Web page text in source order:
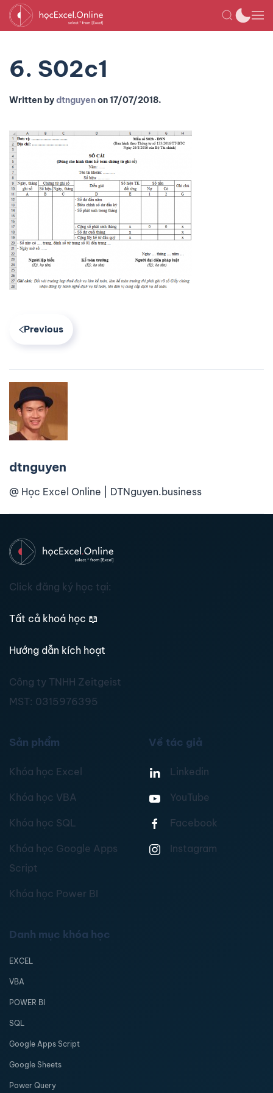
6. S02c1
Written bydtnguyenon17/07/2018.
Previous
dtnguyen
@ Học Excel Online | DTNguyen.business
Click đăng ký học tại:
Tất cả khoá học 📖
Hướng dẫn kích hoạt
Công ty TNHH Zeitgeist
MST: 0315976395
Sản phẩm
Khóa học Excel
Khóa học VBA
Khóa học SQL
Khóa học Google Apps
Script
Khóa học Power BI
Về tác giả
Linkedin
YouTube
Facebook
Instagram
Danh mục khóa học
EXCEL
VBA
POWER BI
SQL
Google Apps Script
Google Sheets
Power Query